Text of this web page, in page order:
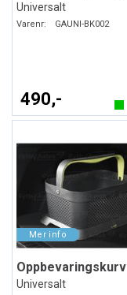
Universalt
Varenr: GAUNI-BK002
490,-
Oppbevaringskurv
Universalt